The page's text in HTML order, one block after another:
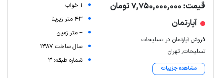
قیمت: 7,750,000,000 تومان
آپارتمان
فروش آپارتمان در تسلیحات
تسلیحات, تهران
مشاهده جزییات
1 خواب
43 متر زیربنا
-- متر زمین
سال ساخت 1387
شماره طبقه: 3